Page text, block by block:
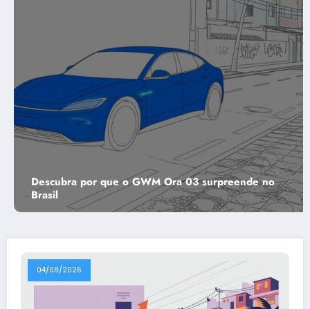
Descubra por que o GWM Ora 03 surpreende no
Brasil
04/08/2026